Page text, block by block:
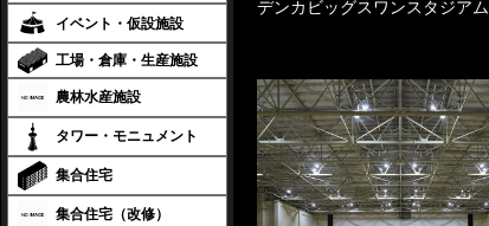
イベント・仮設施設
工場・倉庫・生産施設
農林水産施設
タワー・モニュメント
集合住宅
集合住宅（改修）
デンカビッグスワンスタジアム